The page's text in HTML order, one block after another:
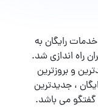
با هدف ارائه خدمات رایگان به
راه اندازی شد.
و بروزترین
، جدیدترین
گفتگو می باشد.